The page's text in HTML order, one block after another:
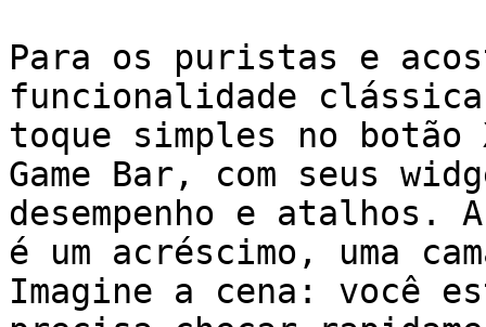
Para os puristas e
funcionalidade
toque simples no
Game Bar, com seus
desempenho e atalhos.
é um acréscimo, uma
Imagine a cena: você